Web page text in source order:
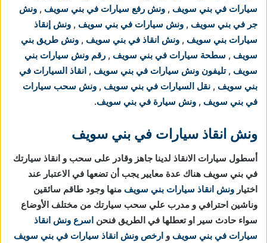
سيارات في بني سويف , ونش رفع سيارات في بني سويف , ونش
جر في بني سويف , ونش سيارات في بني سويف , ونش إنقاذ
سيارات بني سويف , ونش انقاذ في بني سويف , ونش طريق بني
سويف , سطحة سيارات في بني سويف , رقم ونش سيارات بني
سويف ,تليفون ونش سيارات في بني سويف , انقاذ السيارات في
بني سويف , نقل السيارات في بني سويف , ونش سحب سيارات
في بني سويف , ونش سيارة في بني سويف.
ونش انقاذ سيارات في بني سويف
أسطول سيارات الانقاذ لدينا جاهز وقادر على سحب و انقاذ سيارتك
في بني سويف هناك عدة معايير يجب أن تضعها في الاعتبار عند
اختيار ونش انقاذ سيارات بني سويف منها وجود طاقم سائقين
وناشين احترافي و مدرب علي سحب سيارتك من مختلف الأوضاع
سواء حادث سير او تعطلها في الطريق فنحن اسرع ونش انقاذ
سيارات في بني سويف و ارخص ونش انقاذ سيارات في بني سويف